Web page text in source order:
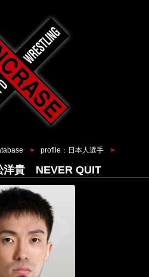
profile：日本人選手
貴 NEVER QUIT